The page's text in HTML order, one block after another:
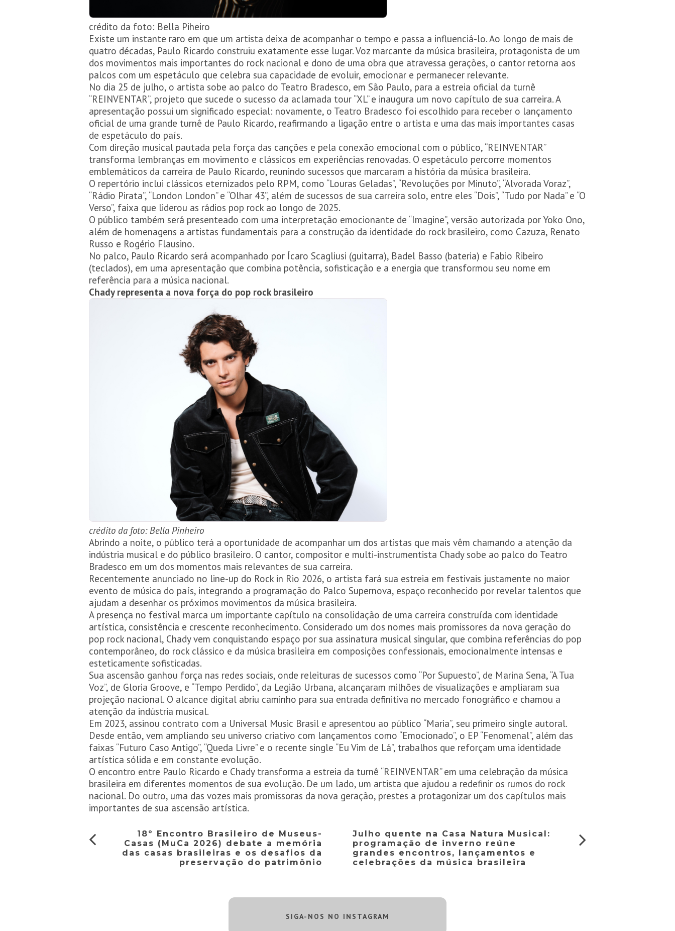
crédito da foto: Bella Piheiro
Existe um instante raro em que um artista deixa de acompanhar o tempo e passa a influenciá-lo. Ao longo de mais de
quatro décadas, Paulo Ricardo construiu exatamente esse lugar. Voz marcante da música brasileira, protagonista de um
dos movimentos mais importantes do rock nacional e dono de uma obra que atravessa gerações, o cantor retorna aos
palcos com um espetáculo que celebra sua capacidade de evoluir, emocionar e permanecer relevante.
No dia 25 de julho, o artista sobe ao palco do Teatro Bradesco, em São Paulo, para a estreia oficial da turnê
“REINVENTAR”, projeto que sucede o sucesso da aclamada tour “XL” e inaugura um novo capítulo de sua carreira. A
apresentação possui um significado especial: novamente, o Teatro Bradesco foi escolhido para receber o lançamento
oficial de uma grande turnê de Paulo Ricardo, reafirmando a ligação entre o artista e uma das mais importantes casas
de espetáculo do país.
Com direção musical pautada pela força das canções e pela conexão emocional com o público, “REINVENTAR”
transforma lembranças em movimento e clássicos em experiências renovadas. O espetáculo percorre momentos
emblemáticos da carreira de Paulo Ricardo, reunindo sucessos que marcaram a história da música brasileira.
O repertório inclui clássicos eternizados pelo RPM, como “Louras Geladas”, “Revoluções por Minuto”, “Alvorada Voraz”,
“Rádio Pirata”, “London London” e “Olhar 43”, além de sucessos de sua carreira solo, entre eles “Dois”, “Tudo por Nada” e “O
Verso”, faixa que liderou as rádios pop rock ao longo de 2025.
O público também será presenteado com uma interpretação emocionante de “Imagine”, versão autorizada por Yoko Ono,
além de homenagens a artistas fundamentais para a construção da identidade do rock brasileiro, como Cazuza, Renato
Russo e Rogério Flausino.
No palco, Paulo Ricardo será acompanhado por Ícaro Scagliusi (guitarra), Badel Basso (bateria) e Fabio Ribeiro
(teclados), em uma apresentação que combina potência, sofisticação e a energia que transformou seu nome em
referência para a música nacional.
Chady representa a nova força do pop rock brasileiro
crédito da foto: Bella Pinheiro
Abrindo a noite, o público terá a oportunidade de acompanhar um dos artistas que mais vêm chamando a atenção da
indústria musical e do público brasileiro. O cantor, compositor e multi-instrumentista Chady sobe ao palco do Teatro
Bradesco em um dos momentos mais relevantes de sua carreira.
Recentemente anunciado no line-up do Rock in Rio 2026, o artista fará sua estreia em festivais justamente no maior
evento de música do país, integrando a programação do Palco Supernova, espaço reconhecido por revelar talentos que
ajudam a desenhar os próximos movimentos da música brasileira.
A presença no festival marca um importante capítulo na consolidação de uma carreira construída com identidade
artística, consistência e crescente reconhecimento. Considerado um dos nomes mais promissores da nova geração do
pop rock nacional, Chady vem conquistando espaço por sua assinatura musical singular, que combina referências do pop
contemporâneo, do rock clássico e da música brasileira em composições confessionais, emocionalmente intensas e
esteticamente sofisticadas.
Sua ascensão ganhou força nas redes sociais, onde releituras de sucessos como “Por Supuesto”, de Marina Sena, “A Tua
Voz”, de Gloria Groove, e “Tempo Perdido”, da Legião Urbana, alcançaram milhões de visualizações e ampliaram sua
projeção nacional. O alcance digital abriu caminho para sua entrada definitiva no mercado fonográfico e chamou a
atenção da indústria musical.
Em 2023, assinou contrato com a Universal Music Brasil e apresentou ao público “Maria”, seu primeiro single autoral.
Desde então, vem ampliando seu universo criativo com lançamentos como “Emocionado”, o EP “Fenomenal”, além das
faixas “Futuro Caso Antigo”, “Queda Livre” e o recente single “Eu Vim de Lá”, trabalhos que reforçam uma identidade
artística sólida e em constante evolução.
O encontro entre Paulo Ricardo e Chady transforma a estreia da turnê “REINVENTAR” em uma celebração da música
brasileira em diferentes momentos de sua evolução. De um lado, um artista que ajudou a redefinir os rumos do rock
nacional. Do outro, uma das vozes mais promissoras da nova geração, prestes a protagonizar um dos capítulos mais
importantes de sua ascensão artística.
18º Encontro Brasileiro de Museus-
Casas (MuCa 2026) debate a memória
das casas brasileiras e os desafios da
preservação do patrimônio
Julho quente na Casa Natura Musical:
programação de inverno reúne
grandes encontros, lançamentos e
celebrações da música brasileira
SIGA-NOS NO INSTAGRAM